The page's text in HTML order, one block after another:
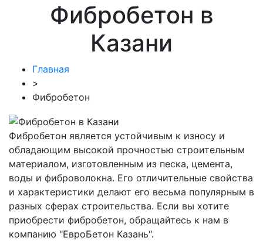
Фибробетон в
Казани
Главная
>
Фибробетон
Фибробетон является устойчивым к износу и
обладающим высокой прочностью строительным
материалом, изготовленным из песка, цемента,
воды и фиброволокна. Его отличительные свойства
и характеристики делают его весьма популярным в
разных сферах строительства. Если вы хотите
приобрести фибробетон, обращайтесь к нам в
компанию "ЕвроБетон Казань".